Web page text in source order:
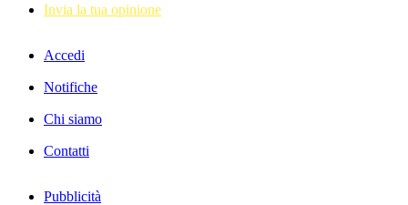
Invia la tua opinione
Accedi
Notifiche
Chi siamo
Contatti
Pubblicità